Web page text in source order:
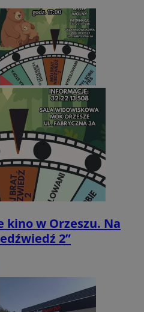
kino w Orzeszu. Na
2”